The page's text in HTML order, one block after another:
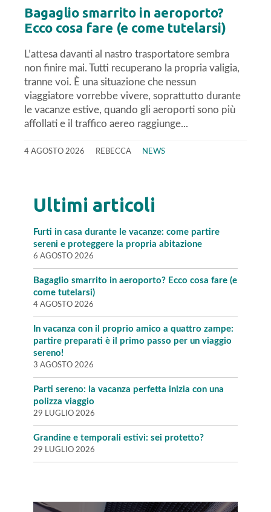
Bagaglio smarrito in aeroporto?
Ecco cosa fare (e come tutelarsi)
L’attesa davanti al nastro trasportatore sembra
non finire mai. Tutti recuperano la propria valigia,
tranne voi. È una situazione che nessun
viaggiatore vorrebbe vivere, soprattutto durante
le vacanze estive, quando gli aeroporti sono più
affollati e il traffico aereo raggiunge...
4 AGOSTO 2026 REBECCA NEWS
Ultimi articoli
Furti in casa durante le vacanze: come partire
sereni e proteggere la propria abitazione
6 AGOSTO 2026
Bagaglio smarrito in aeroporto? Ecco cosa fare (e
come tutelarsi)
4 AGOSTO 2026
In vacanza con il proprio amico a quattro zampe:
partire preparati è il primo passo per un viaggio
sereno!
3 AGOSTO 2026
Parti sereno: la vacanza perfetta inizia con una
polizza viaggio
29 LUGLIO 2026
Grandine e temporali estivi: sei protetto?
29 LUGLIO 2026